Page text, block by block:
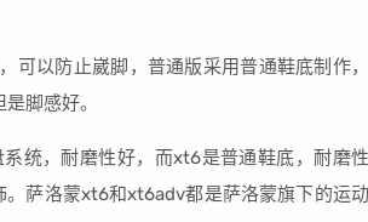
以防止崴脚，普通版采用普通鞋底制作，
脚感好。
统，耐磨性好，而xt6是普通鞋底，耐磨性
萨洛蒙xt6和xt6adv都是萨洛蒙旗下的运动